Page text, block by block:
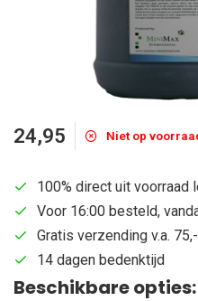
24,95 Niet op
100% direct uit voorraad
Voor 16:00 besteld,
Gratis verzending v.a. 75,-
14 dagen bedenktijd
Beschikbare opties: